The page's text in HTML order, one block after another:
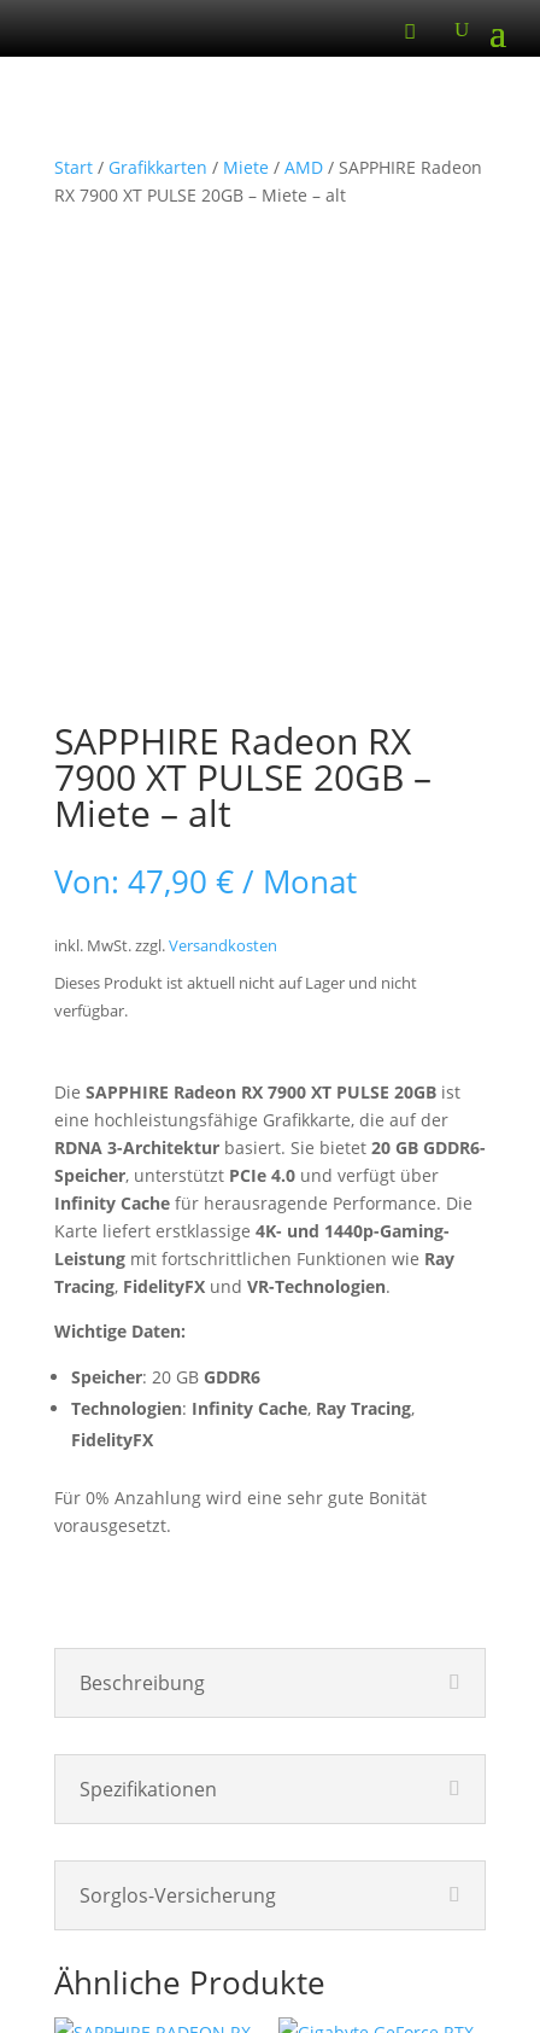
Start/ Grafikkarten / Miete / AMD/ SAPPHIRE Radeon
RX 7900 XT PULSE 20GB – Miete – alt
SAPPHIRE Radeon RX
7900 XT PULSE 20GB –
Miete – alt
Von: 47,90 € / Monat
inkl. MwSt.zzgl.Versandkosten
Dieses Produkt ist aktuell nicht auf Lager und nicht
verfügbar.
Die SAPPHIRE Radeon RX 7900 XT PULSE 20GBist
eine hochleistungsfähige Grafikkarte, die auf der
RDNA 3-Architekturbasiert. Sie bietet 20 GB GDDR6-
Speicher, unterstützt PCIe 4.0und verfügt über
Infinity Cachefür herausragende Performance. Die
Karte liefert erstklassige 4K- und 1440p-Gaming-
Leistungmit fortschrittlichen Funktionen wie Ray
Tracing, FidelityFXund VR-Technologien.
Wichtige Daten:
Speicher: 20 GB GDDR6
Technologien: Infinity Cache, Ray Tracing,
FidelityFX
Für 0% Anzahlung wird eine sehr gute Bonität
vorausgesetzt.
Beschreibung
Spezifikationen
Sorglos-Versicherung
Ähnliche Produkte